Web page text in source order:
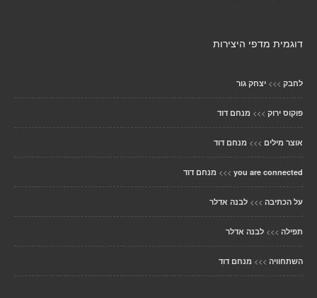
דוגמית מדפי היצירות
לחבק >>> יצחק גור
פוקוס ירוק >>> מנחם דוד
אוצר מילים >>> מנחם דוד
you are connected
>>> מנחם דוד
על הכתיבה >>> לבנה אדלר
תפילה >>> לבנה אדלר
השתחוויה >>> מנחם דוד